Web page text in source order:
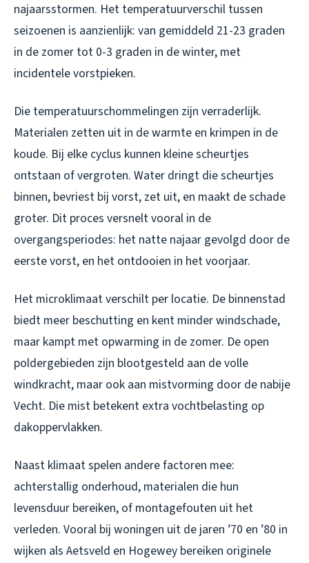
najaarsstormen. Het temperatuurverschil tussen
seizoenen is aanzienlijk: van gemiddeld 21-23 graden
in de zomer tot 0-3 graden in de winter, met
incidentele vorstpieken.
Die temperatuurschommelingen zijn verraderlijk.
Materialen zetten uit in de warmte en krimpen in de
koude. Bij elke cyclus kunnen kleine scheurtjes
ontstaan of vergroten. Water dringt die scheurtjes
binnen, bevriest bij vorst, zet uit, en maakt de schade
groter. Dit proces versnelt vooral in de
overgangsperiodes: het natte najaar gevolgd door de
eerste vorst, en het ontdooien in het voorjaar.
Het microklimaat verschilt per locatie. De binnenstad
biedt meer beschutting en kent minder windschade,
maar kampt met opwarming in de zomer. De open
poldergebieden zijn blootgesteld aan de volle
windkracht, maar ook aan mistvorming door de nabije
Vecht. Die mist betekent extra vochtbelasting op
dakoppervlakken.
Naast klimaat spelen andere factoren mee:
achterstallig onderhoud, materialen die hun
levensduur bereiken, of montagefouten uit het
verleden. Vooral bij woningen uit de jaren ’70 en ’80 in
wijken als Aetsveld en Hogewey bereiken originele